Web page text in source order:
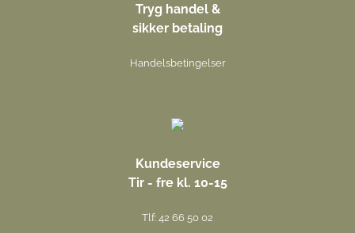
Tryg handel &
sikker betaling
Handelsbetingelser
Kundeservice
Tir - fre kl. 10-15
Tlf: 42 66 50 02